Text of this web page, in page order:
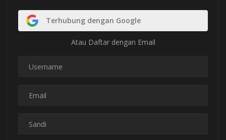
Home
Azzahir News
Tausiah
Terhubung dengan Google
Atau Daftar dengan Email